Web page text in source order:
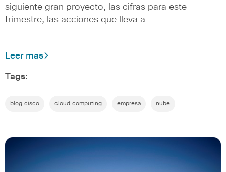
siguiente gran proyecto, las cifras para este
trimestre, las acciones que lleva a
Leer mas
Tags:
blog cisco cloud computing empresa nube